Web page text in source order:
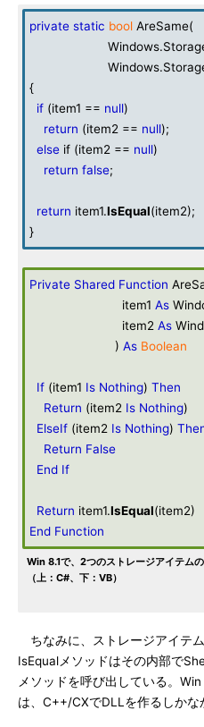
private static bool AreSame(
{
if (item1 == null)
return (item2 == null);
else if (item2 == null)
return false;
return item1.IsEqual(item2);
}
Private Shared Function
item1 As
item2 As
) As Boolean
If (item1 Is Nothing) Then
Return (item2 Is Nothing)
ElseIf (item2 Is Nothing)
Return False
End If
Return item1.IsEqual(item2)
End Function
Win 8.1で、2つのストレージアイテム
（上：C#、下：VB）
ちなみに、ストレージアイテム
IsEqualメソッドはその内部で
メソッドを呼び出している。
は、C++/CXでDLLを作るしかな